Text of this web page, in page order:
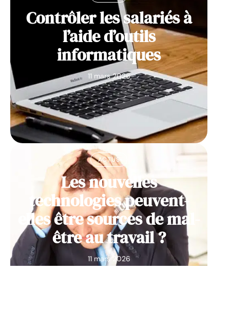
Contrôler les salariés à
l’aide d’outils
informatiques
11 mars 2026
ACTUS
Les nouvelles
technologies peuvent-
elles être sources de mal-
être au travail ?
11 mars 2026